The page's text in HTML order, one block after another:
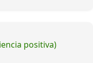
positiva)